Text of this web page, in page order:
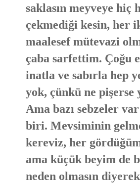
saklasın meyveye hiç
çekmediği kesin, her
maalesef mütevazi
çaba sarfettim. Çoğu
inatla ve sabırla hep
yok, çünkü ne pişerse
Ama bazı sebzeler
biri. Mevsiminin
kereviz, her
ama küçük beyim de
neden olmasın